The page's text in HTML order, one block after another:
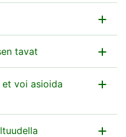
veroilmoitusta.
tavat
myös
voi asioida
palautusosoite on